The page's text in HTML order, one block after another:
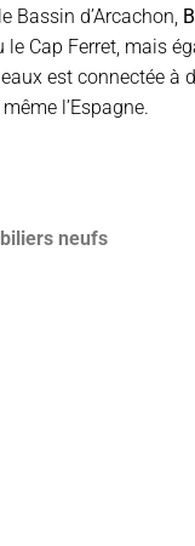
Bassin d’Arcachon,
Cap Ferret, mais
est connectée
l’Espagne.
neufs